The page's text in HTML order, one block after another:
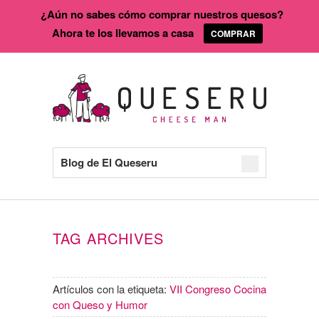
Blog de El Queseru
TAG ARCHIVES
Artículos con la etiqueta: VII Congreso Cocina
con Queso y Humor
¿Aún no sabes cómo comprar nuestros quesos?
Ahora te los llevamos a casa
COMPRAR